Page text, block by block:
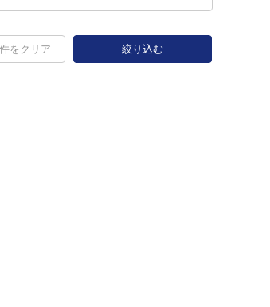
をクリア 絞り込む